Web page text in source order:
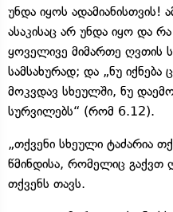
უნდა იყოს ადამიანისთვის!
ასაკისაც არ უნდა იყო და
ყოველივე მიმართე ღვთის
სამსახურად; და „ნუ იქნება
მოკვდავ სხეულში, ნუ
სურვილებს“ (რომ 6.12).
„თქვენი სხეული ტაძარია
წმინდისა, რომელიც გაქვთ
თქვენს თავს.